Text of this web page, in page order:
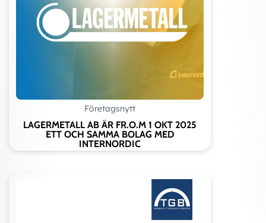
Företagsnytt
LAGERMETALL AB ÄR FR.O.M 1 OKT 2025
ETT OCH SAMMA BOLAG MED
INTERNORDIC